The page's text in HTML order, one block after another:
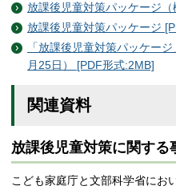
放課後児童対策パッケージ
放課後児童対策パッケージ
「放課後児童対策パッケー
月25日） [PDF形式:2MB]
関連資料
放課後児童対策に関する
こども家庭庁と文部科学省にお